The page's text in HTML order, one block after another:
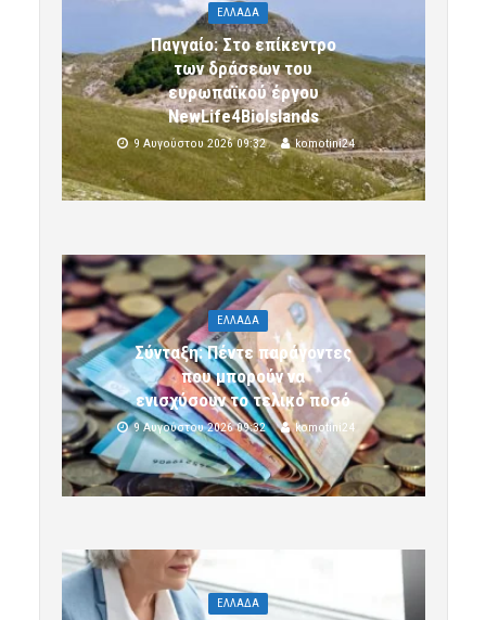
ΕΛΛΑΔΑ
Παγγαίο: Στο επίκεντρο
των δράσεων του
ευρωπαϊκού έργου
NewLife4BioIslands
9 Αυγούστου 2026 09:32 komotini24
ΕΛΛΑΔΑ
Σύνταξη: Πέντε παράγοντες
που μπορούν να
ενισχύσουν το τελικό ποσό
9 Αυγούστου 2026 09:32 komotini24
ΕΛΛΑΔΑ